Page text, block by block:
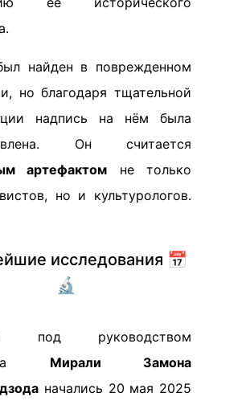
найден в поврежденном
но благодаря тщательной
надпись на нём была
Он считается
артефактом не только
но и культурологов.
исследования 📅
🔬
под руководством
Мирали Замона
начались 20 мая 2025